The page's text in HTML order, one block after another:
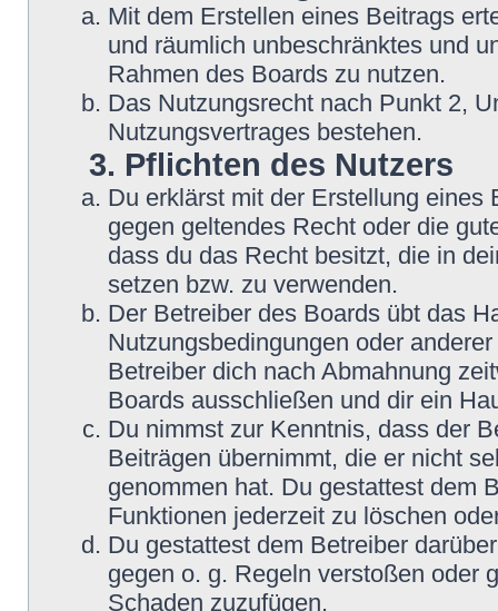
Mit dem Erstellen eines Beitrags
und räumlich unbeschränktes und
Rahmen des Boards zu nutzen.
Das Nutzungsrecht nach Punkt 2,
Nutzungsvertrages bestehen.
3. Pflichten des Nutzers
Du erklärst mit der Erstellung eines
gegen geltendes Recht oder die
dass du das Recht besitzt, die in
setzen bzw. zu verwenden.
Der Betreiber des Boards übt das
Nutzungsbedingungen oder
Betreiber dich nach Abmahnung
Boards ausschließen und dir ein
Du nimmst zur Kenntnis, dass der
Beiträgen übernimmt, die er nicht
genommen hat. Du gestattest dem
Funktionen jederzeit zu löschen
Du gestattest dem Betreiber
gegen o. g. Regeln verstoßen oder
Schaden zuzufügen.